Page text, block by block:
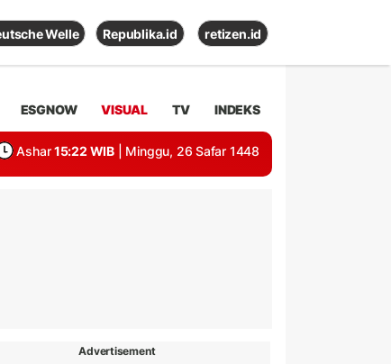
Welle Republika.id retizen.id
ESGNOW VISUAL TV INDEKS
Ashar 15:22 WIB | Minggu, 26 Safar 1448
Advertisement